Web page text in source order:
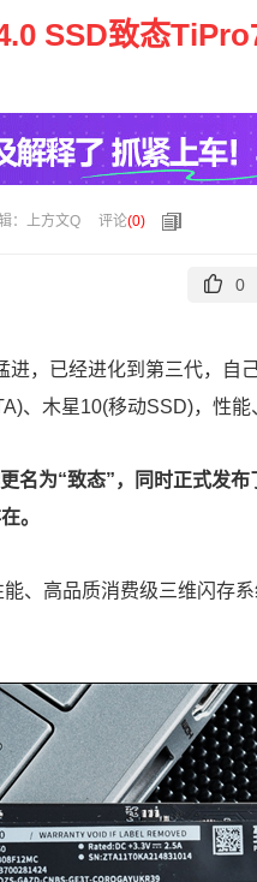
SSD致态
：上方文Q 评论(0)
0
，已经进化到第三代，自
、木星10(移动SSD)，性能
名为“致态”，同时正式发
。
、高品质消费级三维闪存